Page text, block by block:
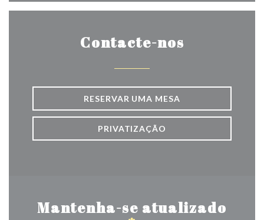
Contacte-nos
RESERVAR UMA MESA
PRIVATIZAÇÃO
Mantenha-se atualizado